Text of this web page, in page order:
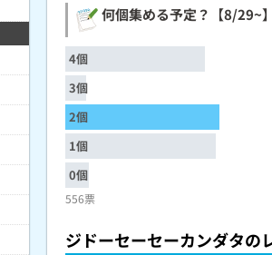
何個集める予定？【8/29~】
4個
3個
2個
1個
0個
556票
ジドーセーセーカンダタの